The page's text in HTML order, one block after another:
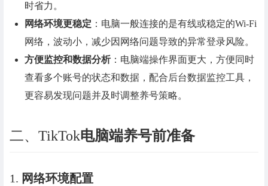
时省力。
网络环境更稳定 ：电脑一般连接的是有线或稳定的Wi-Fi
网络，波动小，减少因网络问题导致的异常登录风险。
方便监控和数据分析：电脑端操作界面更大，方便同时
查看多个账号的状态和数据，配合后台数据监控工具，
更容易发现问题并及时调整养号策略。
二、TikTok电脑端养号前准备
1. 网络环境配置